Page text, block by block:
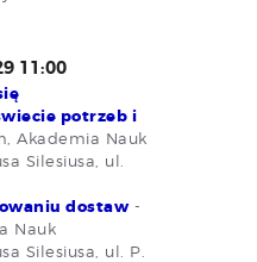
11:00
potrzeb i
Akademia Nauk
Silesiusa, ul.
dostaw-
Nauk
Silesiusa, ul. P.